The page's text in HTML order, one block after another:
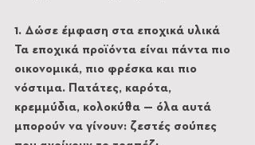
1. Δώσε έμφαση στα εποχικά υλικά
Τα εποχικά προϊόντα είναι πάντα πιο
οικονομικά, πιο φρέσκα και πιο
νόστιμα. Πατάτες, καρότα,
κρεμμύδια, κολοκύθα — όλα αυτά
μπορούν να γίνουν: ζεστές σούπες